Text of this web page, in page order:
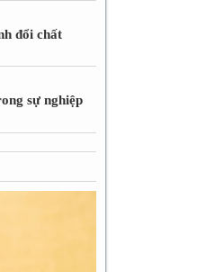
đổi chất
sự nghiệp